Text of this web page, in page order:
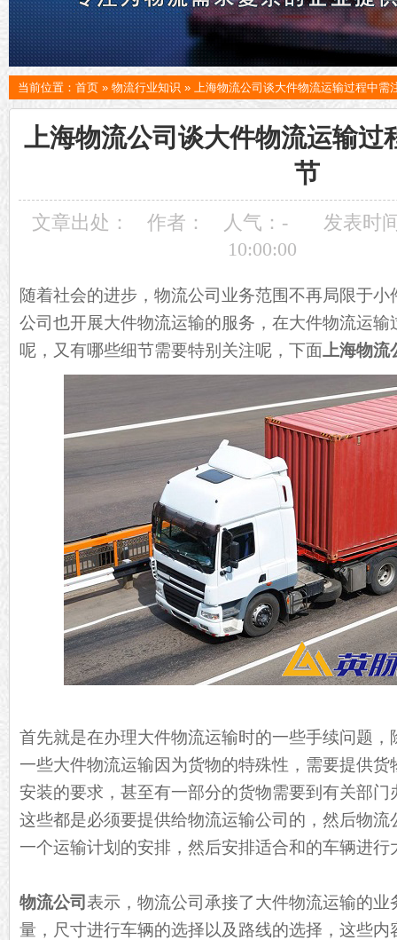
当前位置： 首页 » 物流行业知识 » 上海物流公司谈大件物流运输过程中需
上海物流公司谈大件物流运输过
节
文章出处： 作者： 人气： -
发表时
10:00:00
随着社会的进步，物流公司业务范围不再局限于
公司也开展大件物流运输的服务，在大件物流运
呢，又有哪些细节需要特别关注呢，下面 上海物流
首先就是在办理大件物流运输时的一些手续问题
一些大件物流运输因为货物的特殊性，需要提供
安装的要求，甚至有一部分的货物需要到有关部
这些都是必须要提供给物流运输公司的，然后物
一个运输计划的安排，然后安排适合和的车辆进行
物流公司表示，物流公司承接了大件物流运输的
量，尺寸进行车辆的选择以及路线的选择，这些